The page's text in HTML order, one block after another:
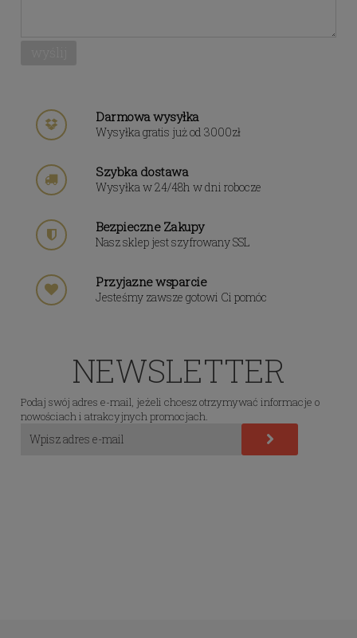
Darmowa wysyłka
Wysyłka gratis już od 3000zł
Szybka dostawa
Wysyłka w 24/48h w dni robocze
Bezpieczne Zakupy
Nasz sklep jest szyfrowany SSL
Przyjazne wsparcie
Jesteśmy zawsze gotowi Ci pomóc
NEWSLETTER
Podaj swój adres e-mail, jeżeli chcesz otrzymywać informacje o
nowościach i atrakcyjnych promocjach.